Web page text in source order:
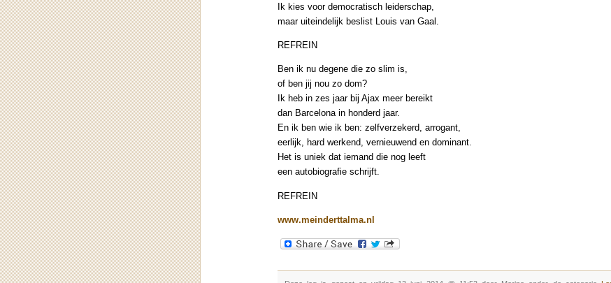
Ik kies voor democratisch leiderschap,
maar uiteindelijk beslist Louis van Gaal.
REFREIN
Ben ik nu degene die zo slim is,
of ben jij nou zo dom?
Ik heb in zes jaar bij Ajax meer bereikt
dan Barcelona in honderd jaar.
En ik ben wie ik ben: zelfverzekerd, arrogant,
eerlijk, hard werkend, vernieuwend en dominant.
Het is uniek dat iemand die nog leeft
een autobiografie schrijft.
REFREIN
www.meinderttalma.nl